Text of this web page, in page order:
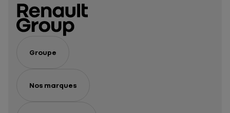
Groupe
Nos marques